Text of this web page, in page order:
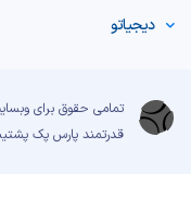
دیجیاتو
تمامی حقوق برای
قدرتمند پارس پک